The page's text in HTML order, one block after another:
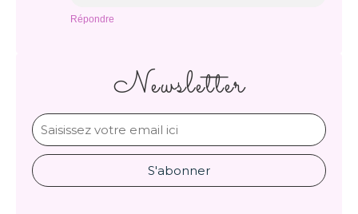
Répondre
Newsletter